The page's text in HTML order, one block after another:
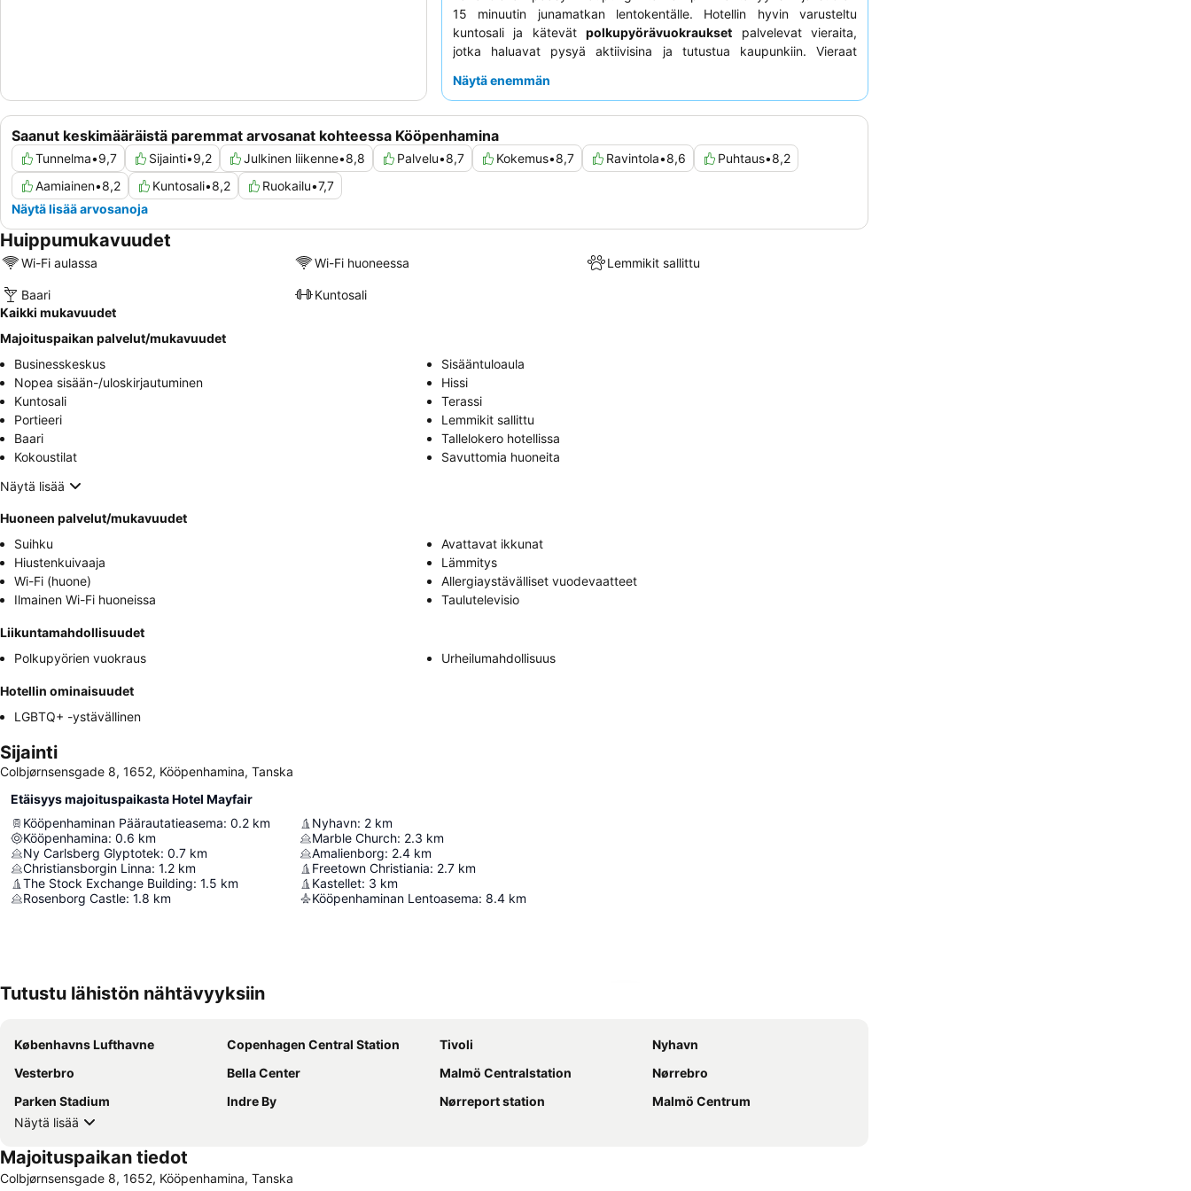
15 minuutin junamatkan lentokentälle. Hotellin hyvin varusteltu
kuntosali ja kätevätpolkupyörävuokraukset palvelevat vieraita,
jotka haluavat pysyä aktiivisina ja tutustua kaupunkiin. Vieraat
poikkeuksellinen
kannattaa pyytää huonetta, josta on näkymä rauhalliselle
puutarhaan.
Näytä enemmän
Saanut keskimääräistä paremmat arvosanat kohteessa Kööpenhamina
Tunnelma•9,7 Sijainti•9,2 Julkinen liikenne•8,8 Palvelu•8,7 Kokemus•8,7 Ravintola•8,6 Puhtaus•8,2
Aamiainen•8,2 Kuntosali•8,2 Ruokailu•7,7
Näytä lisää arvosanoja
Huippumukavuudet
Wi-Fi aulassa Wi-Fi huoneessa Lemmikit sallittu
Baari
Kuntosali
Kaikki mukavuudet
Majoituspaikan palvelut/mukavuudet
Businesskeskus
Sisääntuloaula
Nopea sisään-/uloskirjautuminen
Hissi
Kuntosali
Terassi
Portieeri
Lemmikit sallittu
Baari
Tallelokero hotellissa
Kokoustilat
Savuttomia huoneita
Näytä lisää
Huoneen palvelut/mukavuudet
Suihku
Avattavat ikkunat
Hiustenkuivaaja
Lämmitys
Wi-Fi (huone)
Allergiaystävälliset vuodevaatteet
Ilmainen Wi-Fi huoneissa
Taulutelevisio
Liikuntamahdollisuudet
Polkupyörien vuokraus
Urheilumahdollisuus
Hotellin ominaisuudet
LGBTQ+ -ystävällinen
Sijainti
Colbjørnsensgade 8, 1652, Kööpenhamina, Tanska
Etäisyys majoituspaikasta Hotel Mayfair
Kööpenhaminan Päärautatieasema: 0.2 km
Kööpenhamina: 0.6 km
Ny Carlsberg Glyptotek: 0.7 km
Christiansborgin Linna: 1.2 km
The Stock Exchange Building: 1.5 km
Rosenborg Castle: 1.8 km
Nyhavn: 2 km
Marble Church: 2.3 km
Amalienborg: 2.4 km
Freetown Christiania: 2.7 km
Kastellet: 3 km
Kööpenhaminan Lentoasema: 8.4 km
Tutustu lähistön nähtävyyksiin
Københavns Lufthavne Copenhagen Central Station Tivoli
Nyhavn
Vesterbro
Bella Center Malmö Centralstation
Nørrebro
Parken Stadium
Indre By Nørreport station
Malmö Centrum
Näytä lisää
Majoituspaikan tiedot
Colbjørnsensgade 8, 1652, Kööpenhamina, Tanska